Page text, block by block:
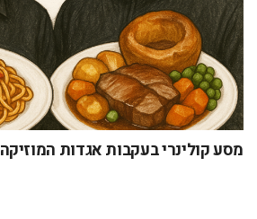
מסע קולינרי בעקבות אגדות המוזיקה